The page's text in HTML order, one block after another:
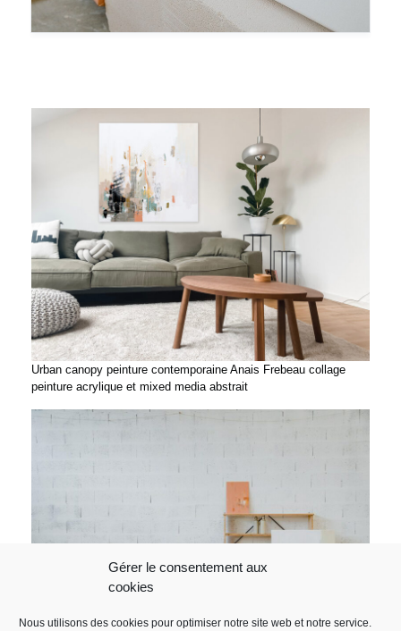
Gérer le consentement aux
cookies
Nous utilisons des cookies pour optimiser notre site web et notre service.
Urban canopy peinture contemporaine Anais Frebeau collage
peinture acrylique et mixed media abstrait